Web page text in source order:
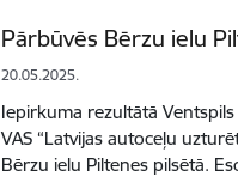
Pārbūvēs Bērzu ielu
20.05.2025.
Iepirkuma rezultātā
VAS “Latvijas autoceļu
Bērzu ielu Piltenes pilsētā.